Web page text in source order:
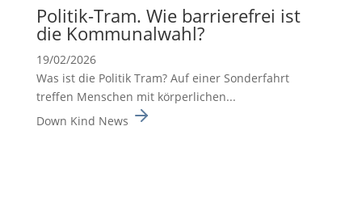
Politik-Tram. Wie barrie­re­frei ist
die Kommu­nal­wahl?
19/02/2026
Was ist die Politik Tram? Auf einer Sonderfahrt
treffen Menschen mit körperlichen...
Down Kind News